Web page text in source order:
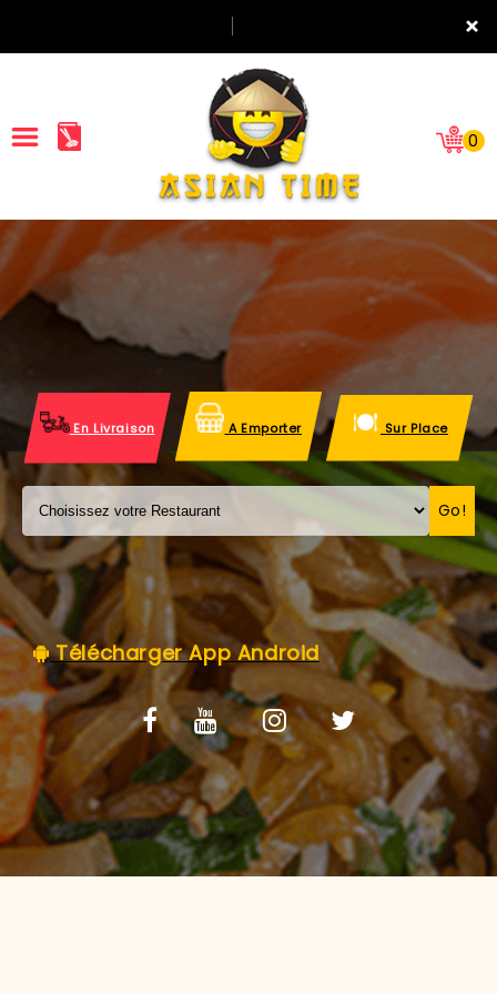
×
ACCUEIL
LA CARTE
VOS AVIS
MENTIONS LÉGALES
C.G.V
0
En Livraison A Emporter Sur Place
Go!
Télécharger App Android